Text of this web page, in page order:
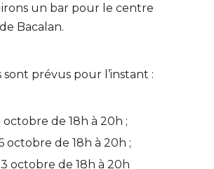
un bar pour le centre
Bacalan.
sont prévus pour l’instant :
octobre de 18h à 20h ;
octobre de 18h à 20h ;
octobre de 18h à 20h